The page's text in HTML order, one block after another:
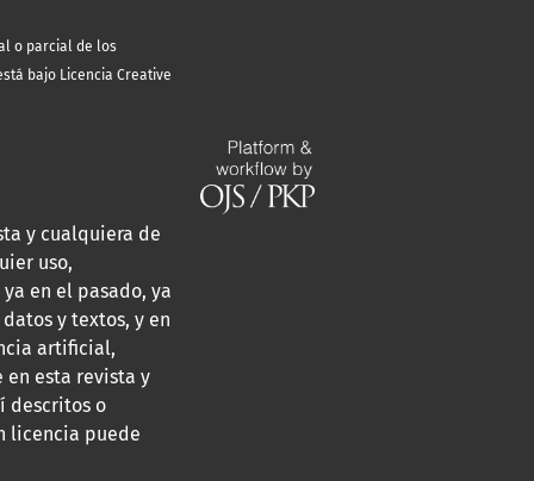
o parcial de los
bajo Licencia Creative
y cualquiera de
uso,
en el pasado, ya
y textos, y en
artificial,
esta revista y
descritos o
licencia puede